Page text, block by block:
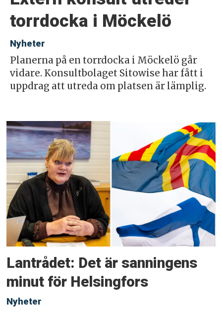
torrdocka i Möckelö
Nyheter
Planerna på en torrdocka i Möckelö går
vidare. Konsultbolaget Sitowise har fått i
uppdrag att utreda om platsen är lämplig.
Lantrådet: Det är sanningens
minut för Helsingfors
Nyheter